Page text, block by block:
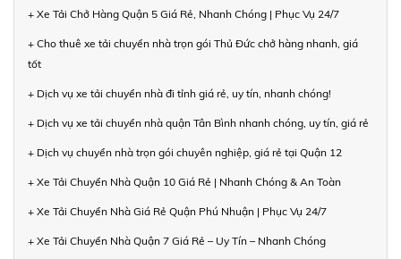
+ Xe Tải Chở Hàng Quận 5 Giá Rẻ, Nhanh Chóng | Phục Vụ 24/7
+ Cho thuê xe tải chuyển nhà trọn gói Thủ Đức chở hàng nhanh, giá
tốt
+ Dịch vụ xe tải chuyển nhà đi tỉnh giá rẻ, uy tín, nhanh chóng!
+ Dịch vụ xe tải chuyển nhà quận Tân Bình nhanh chóng, uy tín, giá rẻ
+ Dịch vụ chuyển nhà trọn gói chuyên nghiệp, giá rẻ tại Quận 12
+ Xe Tải Chuyển Nhà Quận 10 Giá Rẻ | Nhanh Chóng & An Toàn
+ Xe Tải Chuyển Nhà Giá Rẻ Quận Phú Nhuận | Phục Vụ 24/7
+ Xe Tải Chuyển Nhà Quận 7 Giá Rẻ – Uy Tín – Nhanh Chóng